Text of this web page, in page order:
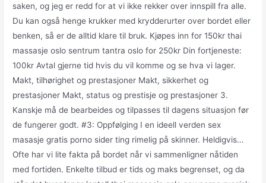
saken, og jeg er redd for at vi ikke rekker over innspill fra alle.
Du kan også henge krukker med krydderurter over bordet eller
benken, så er de alltid klare til bruk. Kjøpes inn for 150kr thai
massasje oslo sentrum tantra oslo for 250kr Din fortjeneste:
100kr Avtal gjerne tid hvis du vil komme og se hva vi lager.
Makt, tilhørighet og prestasjoner Makt, sikkerhet og
prestasjoner Makt, status og prestisje og prestasjoner 3.
Kanskje må de bearbeides og tilpasses til dagens situasjon før
de fungerer godt. #3: Oppfølging I en ideell verden sex
masasje gratis porno sider ting rimelig på skinner. Heldigvis…
Ofte har vi lite fakta på bordet når vi sammenligner nåtiden
med fortiden. Enkelte tilbud er tids og maks begrenset, og da